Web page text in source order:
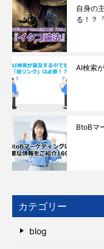
自身の
る！？
AI検索
BtoBマ
カテゴリー
blog